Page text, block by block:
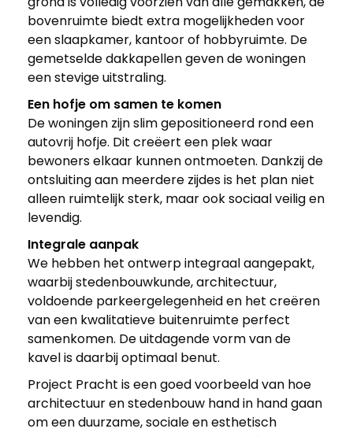
bovenruimte biedt extra mogelijkheden voor
een slaapkamer, kantoor of hobbyruimte. De
gemetselde dakkapellen geven de woningen
een stevige uitstraling.
Een hofje om samen te komen
De woningen zijn slim gepositioneerd rond een
autovrij hofje. Dit creëert een plek waar
bewoners elkaar kunnen ontmoeten. Dankzij de
ontsluiting aan meerdere zijdes is het plan niet
alleen ruimtelijk sterk, maar ook sociaal veilig en
levendig.
Integrale aanpak
We hebben het ontwerp integraal aangepakt,
waarbij stedenbouwkunde, architectuur,
voldoende parkeergelegenheid en het creëren
van een kwalitatieve buitenruimte perfect
samenkomen. De uitdagende vorm van de
kavel is daarbij optimaal benut.
Project Pracht is een goed voorbeeld van hoe
architectuur en stedenbouw hand in hand gaan
om een duurzame, sociale en esthetisch